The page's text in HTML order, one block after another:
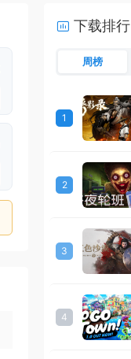
下载排行
周榜
1
2
3
4